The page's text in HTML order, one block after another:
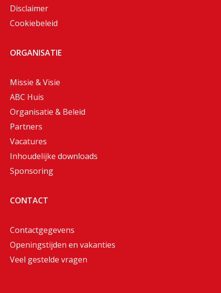
Disclaimer
Cookiebeleid
ORGANISATIE
Missie & Visie
ABC Huis
Organisatie & Beleid
Partners
Vacatures
Inhoudelijke downloads
Sponsoring
CONTACT
Contactgegevens
Openingstijden en vakanties
Veel gestelde vragen